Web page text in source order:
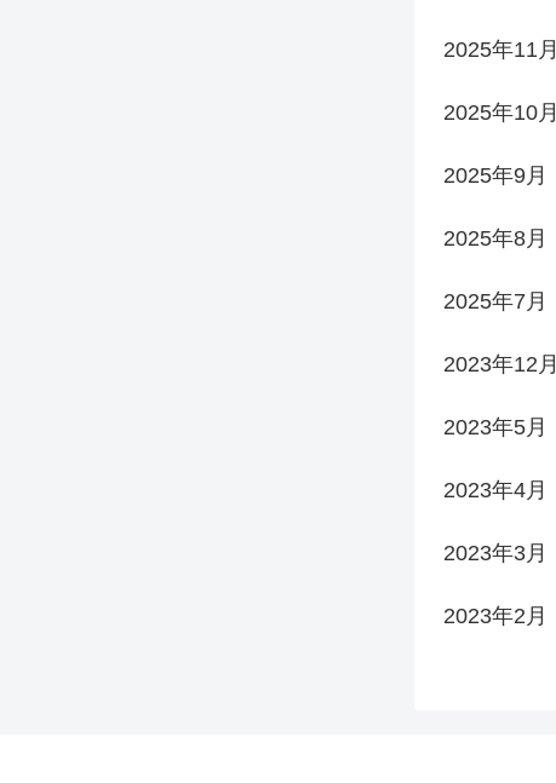
2025年11月
2025年10月
2025年9月
2025年8月
2025年7月
2023年12月
2023年5月
2023年4月
2023年3月
2023年2月